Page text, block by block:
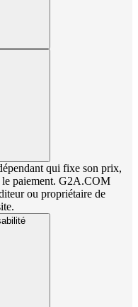
qui fixe son prix,
le paiement. G2A.COM
ou propriétaire de